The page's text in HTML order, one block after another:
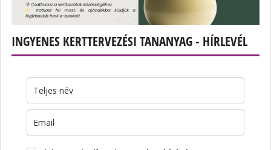
INGYENES KERTTERVEZÉSI TANANYAG - HÍRLEVÉL